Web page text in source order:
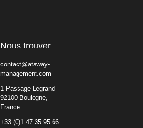
Nous trouver
contact@ataway-
management.com
1 Passage Legrand
92100 Boulogne,
France
+33 (0)1 47 35 95 66